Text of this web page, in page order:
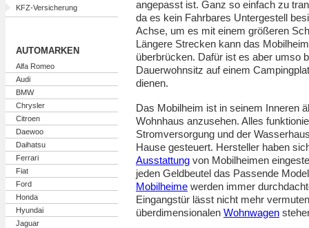
KFZ-Versicherung
AUTOMARKEN
Alfa Romeo
Audi
BMW
Chrysler
Citroen
Daewoo
Daihatsu
Ferrari
Fiat
Ford
Honda
Hyundai
Jaguar
angepasst ist. Ganz so einfach zu
da es kein Fahrbares Untergestell
Achse, um es mit einem größeren
Längere Strecken kann das
überbrücken. Dafür ist es aber umso
Dauerwohnsitz auf einem
dienen.
Das Mobilheim ist in seinem Inneren
Wohnhaus anzusehen. Alles
Stromversorgung und der
Hause gesteuert. Hersteller haben
Ausstattung von Mobilheimen
jeden Geldbeutel das Passende
Mobilheime werden immer
Eingangstür lässt nicht mehr
überdimensionalen Wohnwagen